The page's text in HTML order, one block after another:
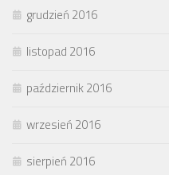
grudzień 2016
listopad 2016
październik 2016
wrzesień 2016
sierpień 2016